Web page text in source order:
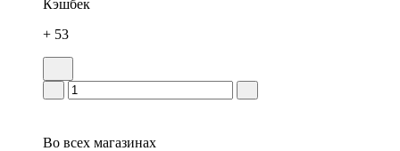
Кэшбек
+ 53
Во всех магазинах